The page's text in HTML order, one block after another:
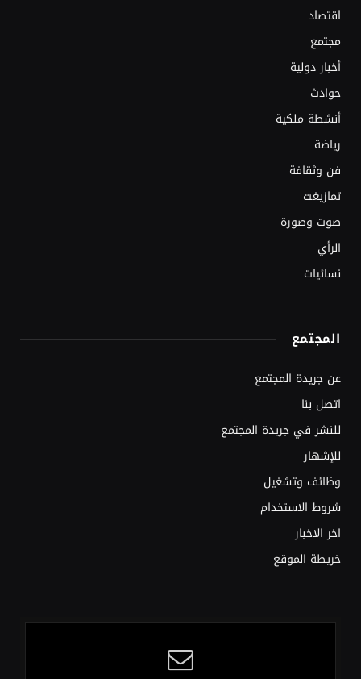
اقتصاد
مجتمع
أخبار دولية
حوادث
أنشطة ملكية
رياضة
فن وثقافة
تمازيغت
صوت وصورة
الرأي
نسائيات
المجتمع
عن جريدة المجتمع
اتصل بنا
للنشر في جريدة المجتمع
للإشهار
وظائف وتشغيل
شروط الاستخدام
اخر الاخبار
خريطة الموقع